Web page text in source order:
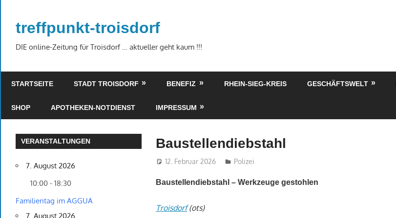
springen
treffpunkt-troisdorf
DIE online-Zeitung für Troisdorf … aktueller geht kaum !!!
STARTSEITE STADT TROISDORF BENEFIZ RHEIN-SIEG-KREIS GESCHÄFTSWELT
SHOP APOTHEKEN-NOTDIENST IMPRESSUM
Baustellendiebstahl
12. Februar 2026 treffpunkt
Polizei
Baustellendiebstahl – Werkzeuge gestohlen
Troisdorf(ots)
VERANSTALTUNGEN
7. August 2026
10:00 - 18:30
Familientag im AGGUA
7. August 2026